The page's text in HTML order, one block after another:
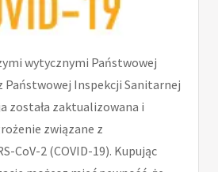
wytycznymi Państwowej
Państwowej Inspekcji Sanitarnej
została zaktualizowana i
związane z
CoV-2 (COVID-19). Kupując